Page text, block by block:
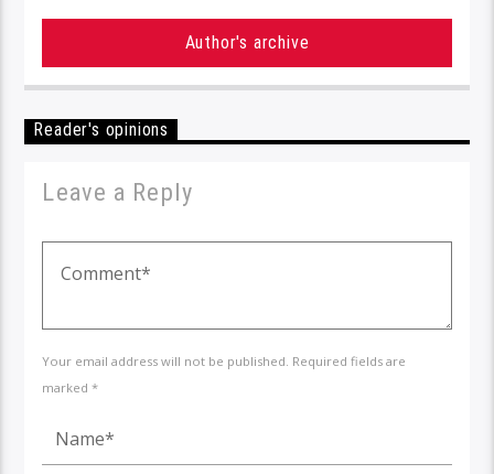
Author's archive
Reader's opinions
Leave a Reply
Your email address will not be published. Required fields are
marked *